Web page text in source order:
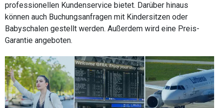
professionellen Kundenservice bietet. Darüber hinaus
können auch Buchungsanfragen mit Kindersitzen oder
Babyschalen gestellt werden. Außerdem wird eine Preis-
Garantie angeboten.